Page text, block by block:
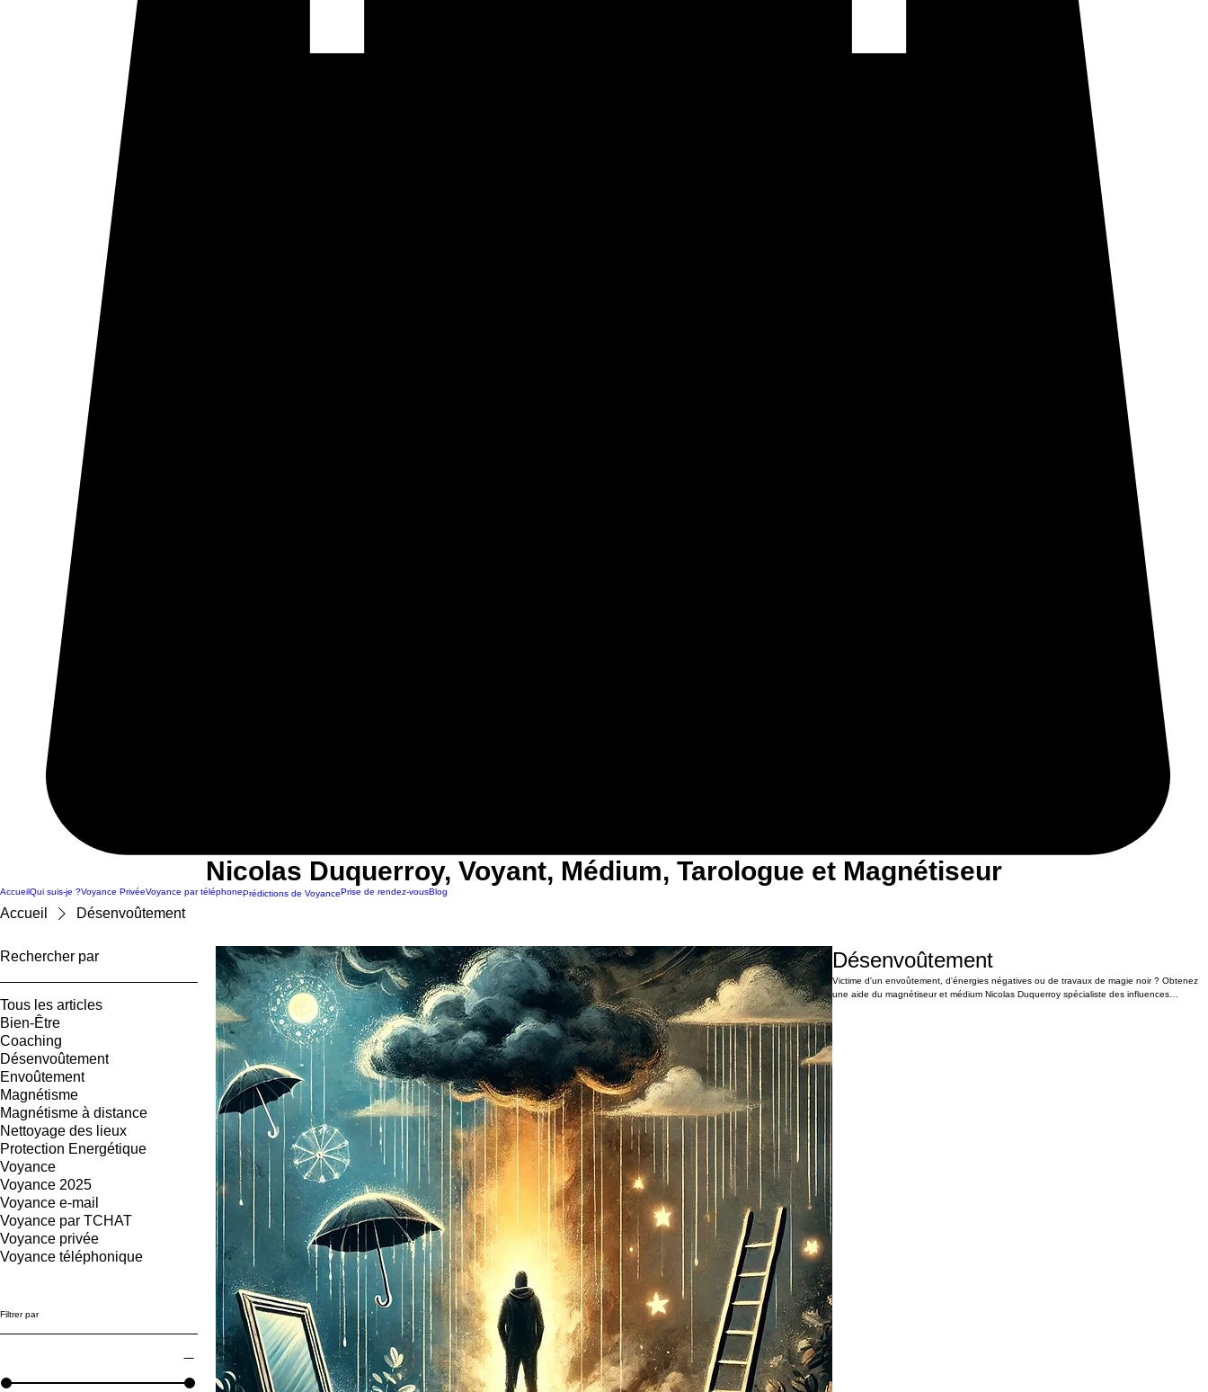
Nicolas Duquerroy, Voyant, Médium, Tarologue et Magnétiseur
AccueilQui suis-je ?Voyance PrivéeVoyance par téléphonePrédictions de VoyancePrise de rendez-vousBlog
Accueil Désenvoûtement
Rechercher par
Tous les articles
Bien-Être
Coaching
Désenvoûtement
Envoûtement
Magnétisme
Magnétisme à distance
Nettoyage des lieux
Protection Energétique
Voyance
Voyance 2025
Voyance e-mail
Voyance par TCHAT
Voyance privée
Voyance téléphonique
Filtrer par
Désenvoûtement
Victime d'un envoûtement, d'énergies négatives ou de travaux de magie noir ? Obtenez
une aide du magnétiseur et médium Nicolas Duquerroy spécialiste des influences